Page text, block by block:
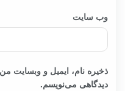
وب‌ سایت
ذخیره نام، ایمیل و وبسایت
دیدگاهی می‌نویسم.